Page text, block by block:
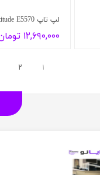
لپ تاپ Dell latitude E5570
۱۲,۶۹۰,۰۰۰ تومان
۱ ۲
استوک